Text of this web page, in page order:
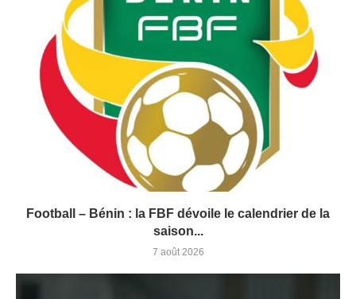
Football – Bénin : la FBF dévoile le calendrier de la
saison...
7 août 2026